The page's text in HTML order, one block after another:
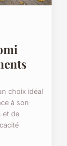
choix idéal
à son
et de